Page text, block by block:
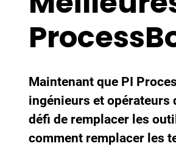
Maintenant que PI
ingénieurs et opérateurs
défi de remplacer les
comment remplacer les